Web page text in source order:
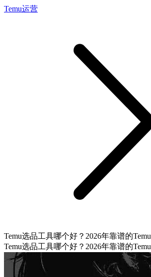
Temu运营
Temu选品工具哪个好？2026年靠谱的
Temu选品工具哪个好？2026年靠谱的